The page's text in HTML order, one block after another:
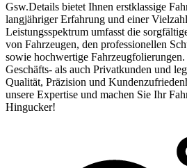
Gsw.Details bietet Ihnen erstklassige
langjähriger Erfahrung und einer
Leistungsspektrum umfasst die
von Fahrzeugen, den professionellen
sowie hochwertige
Geschäfts- als auch Privatkunden und
Qualität, Präzision und
unsere Expertise und machen Sie Ihr
Hingucker!